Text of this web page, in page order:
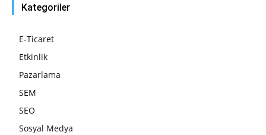
Kategoriler
E-Ticaret
Etkinlik
Pazarlama
SEM
SEO
Sosyal Medya